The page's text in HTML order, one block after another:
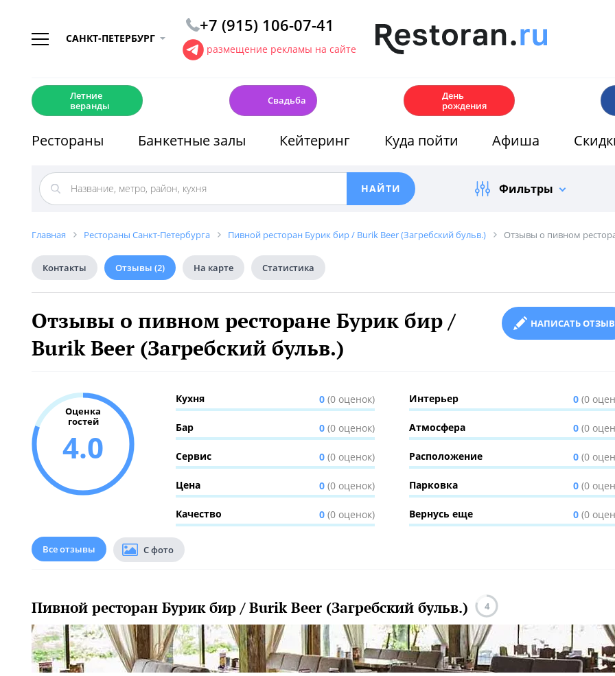
САНКТ-ПЕТЕРБУРГ
+7 (915) 106-07-41
размещение рекламы на сайте
Летние
веранды
Свадьба
День
рождения
Рестораны Банкетные залы Кейтеринг Куда пойти Афиша
Фильтры
Главная Рестораны Санкт-Петербурга Пивной ресторан Бурик бир / Burik Beer (Загребский бульв.) Отзывы о пивном
Контакты Отзывы (2) На карте Статистика
Отзывы о пивном ресторане Бурик бир /
Burik Beer (Загребский бульв.)
НАПИСАТЬ ОТЗЫВ
Оценка
гостей
4.0
Кухня 0 (0 оценок)
Бар 0 (0 оценок)
Сервис 0 (0 оценок)
Цена 0 (0 оценок)
Качество 0 (0 оценок)
Интерьер 0 (0
Атмосфера 0 (0
Расположение 0 (0
Парковка 0 (0
Вернусь еще 0 (0
Все отзывы С фото
Пивной ресторан Бурик бир / Burik Beer (Загребский бульв.) 4